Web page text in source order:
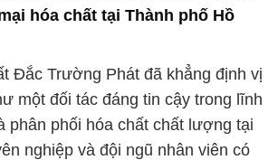
hóa chất tại Thành phố Hồ
Đắc Trường Phát đã khẳng định vị
một đối tác đáng tin cậy trong lĩnh
phân phối hóa chất chất lượng tại
nghiệp và đội ngũ nhân viên có